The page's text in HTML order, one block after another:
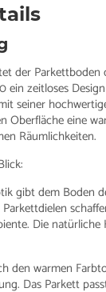
der Parkettboden
ein zeitloses
seiner
Oberfläche eine
Räumlichkeiten.
gibt dem Boden
Die natürliche
den warmen
Das Parkett